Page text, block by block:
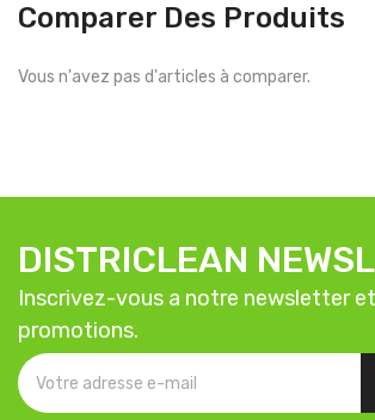
Comparer Des Produits
Vous n'avez pas d'articles à comparer.
DISTRICLEAN
Inscrivez-vous a notre newsletter
promotions.